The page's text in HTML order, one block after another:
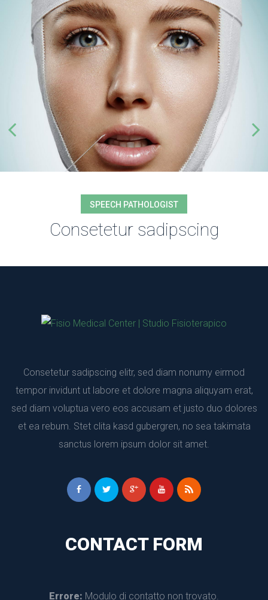
SPEECH PATHOLOGIST
Consetetur sadipscing
Consetetur sadipscing elitr, sed diam nonumy eirmod
tempor invidunt ut labore et dolore magna aliquyam erat,
ed diam voluptua vero eos accusam et justo duo dolores
et ea rebum. Stet clita kasd gubergren, no sea takimata
anctus lorem ipsum dolor sit amet.
CONTACT FORM
Errore: Modulo di contatto non trovato.